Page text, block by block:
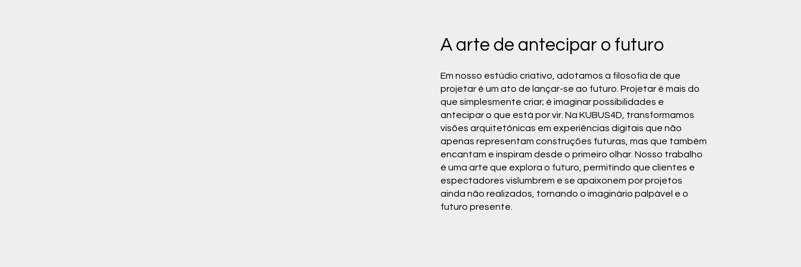
A arte de antecipar o futuro
Em nosso estúdio criativo, adotamos a filosofia de que
projetar é um ato de lançar-se ao futuro. Projetar é mais do
que simplesmente criar; é imaginar possibilidades e
antecipar o que está por vir. Na KUBUS4D, transformamos
visões arquitetônicas em experiências digitais que não
apenas representam construções futuras, mas que também
encantam e inspiram desde o primeiro olhar. Nosso trabalho
é uma arte que explora o futuro, permitindo que clientes e
espectadores vislumbrem e se apaixonem por projetos
ainda não realizados, tornando o imaginário palpável e o
futuro presente.